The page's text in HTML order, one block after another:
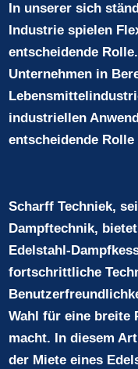
In unserer sich
Industrie spielen
entscheidende
Unternehmen in
industriellen
entscheidende
Scharff Techniek,
Dampftechnik,
Edelstahl-
fortschrittliche
Wahl für eine breite
macht. In diesem
der Miete eines